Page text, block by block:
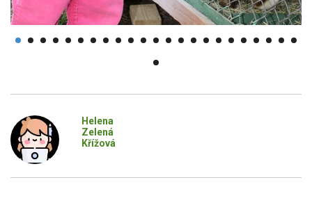
Helena
Zelená
Křížová